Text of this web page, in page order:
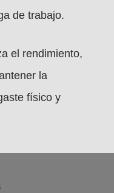
de trabajo.
el rendimiento,
la
físico y